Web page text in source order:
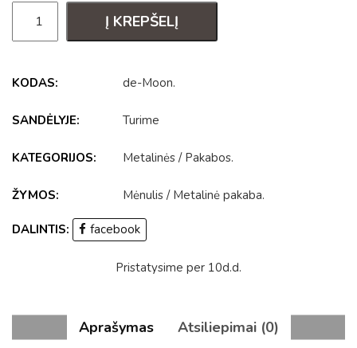
Į KREPŠELĮ
KODAS: de-Moon.
SANDĖLYJE: Turime
KATEGORIJOS: Metalinės / Pakabos.
ŽYMOS: Mėnulis / Metalinė pakaba.
DALINTIS: facebook
Pristatysime per 10d.d.
Aprašymas Atsiliepimai (0)